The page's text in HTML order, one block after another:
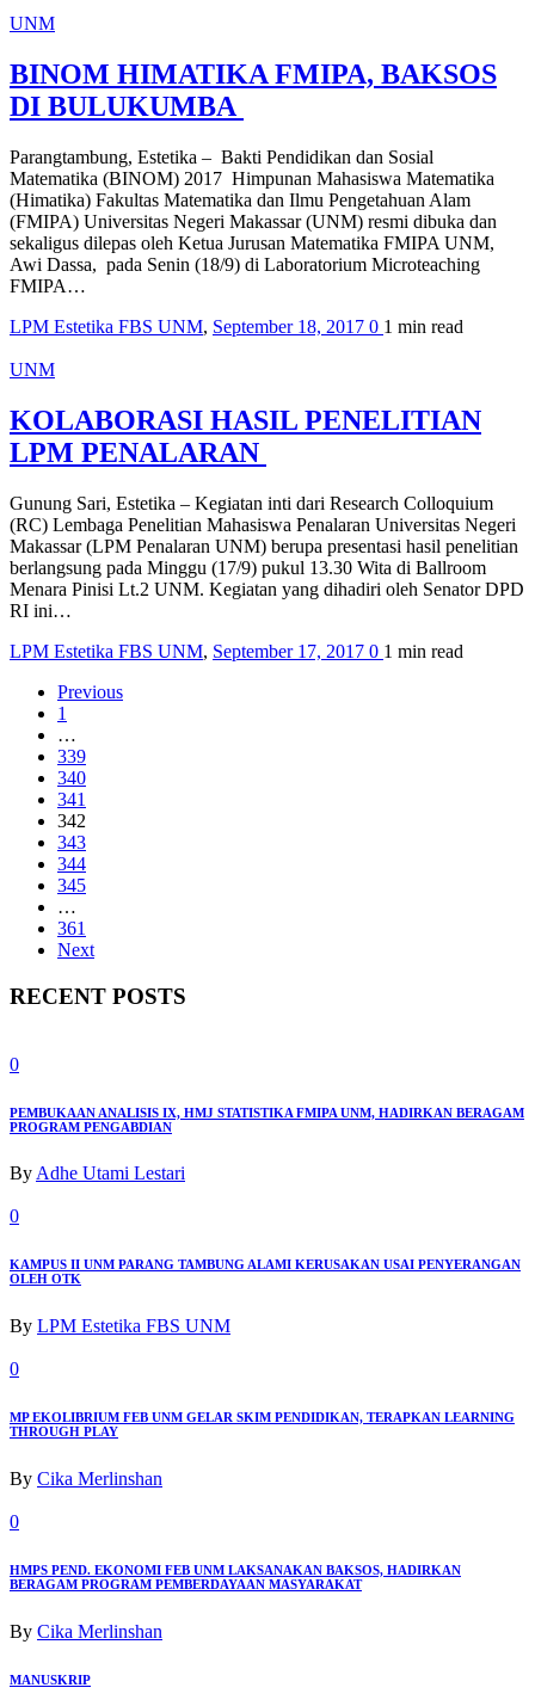
UNM
BINOM HIMATIKA FMIPA, BAKSOS
DI BULUKUMBA
Parangtambung, Estetika – Bakti Pendidikan dan Sosial
Matematika (BINOM) 2017 Himpunan Mahasiswa Matematika
(Himatika) Fakultas Matematika dan Ilmu Pengetahuan Alam
(FMIPA) Universitas Negeri Makassar (UNM) resmi dibuka dan
sekaligus dilepas oleh Ketua Jurusan Matematika FMIPA UNM,
Awi Dassa, pada Senin (18/9) di Laboratorium Microteaching
FMIPA…
LPM Estetika FBS UNM, September 18, 2017 0 1 min read
UNM
KOLABORASI HASIL PENELITIAN
LPM PENALARAN
Gunung Sari, Estetika – Kegiatan inti dari Research Colloquium
(RC) Lembaga Penelitian Mahasiswa Penalaran Universitas Negeri
Makassar (LPM Penalaran UNM) berupa presentasi hasil penelitian
berlangsung pada Minggu (17/9) pukul 13.30 Wita di Ballroom
Menara Pinisi Lt.2 UNM. Kegiatan yang dihadiri oleh Senator DPD
RI ini…
LPM Estetika FBS UNM, September 17, 2017 0 1 min read
Previous
1
…
339
340
341
342
343
344
345
…
361
Next
RECENT POSTS
0
PEMBUKAAN ANALISIS IX, HMJ STATISTIKA FMIPA UNM, HADIRKAN BERAGAM
PROGRAM PENGABDIAN
ByAdhe Utami Lestari
0
KAMPUS II UNM PARANG TAMBUNG ALAMI KERUSAKAN USAI PENYERANGAN
OLEH OTK
By LPM Estetika FBS UNM
0
MP EKOLIBRIUM FEB UNM GELAR SKIM PENDIDIKAN, TERAPKAN LEARNING
THROUGH PLAY
By Cika Merlinshan
0
HMPS PEND. EKONOMI FEB UNM LAKSANAKAN BAKSOS, HADIRKAN
BERAGAM PROGRAM PEMBERDAYAAN MASYARAKAT
By Cika Merlinshan
MANUSKRIP